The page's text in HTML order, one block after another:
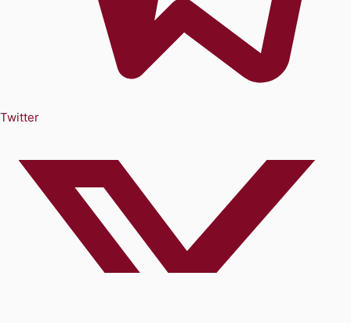
Twitter